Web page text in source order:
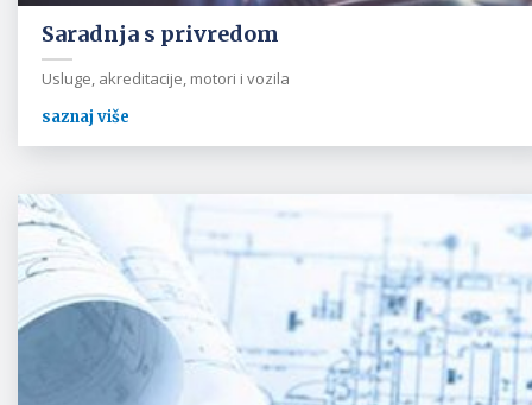
Saradnja s privredom
Usluge, akreditacije, motori i vozila
saznaj više